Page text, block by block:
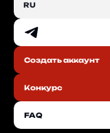
RU
EN
Создать аккаунт
Конкурс
FAQ